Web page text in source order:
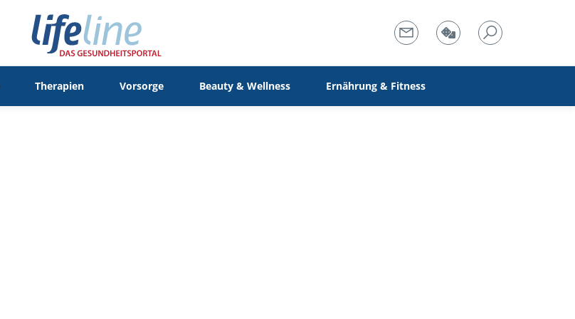
Therapien Vorsorge Beauty & Wellness Ernährung & Fitness